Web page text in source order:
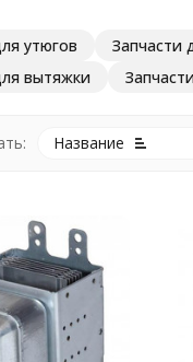
утюгов Запчасти
вытяжки
Название